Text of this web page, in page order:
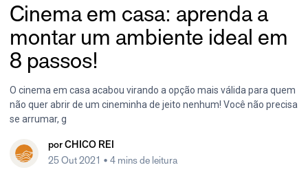
Cinema em casa: aprenda a
montar um ambiente ideal em
8 passos!
O cinema em casa acabou virando a opção mais válida para quem
não quer abrir de um cineminha de jeito nenhum! Você não precisa
se arrumar, g
por CHICO REI
25 Out 2021 • 4 mins de leitura